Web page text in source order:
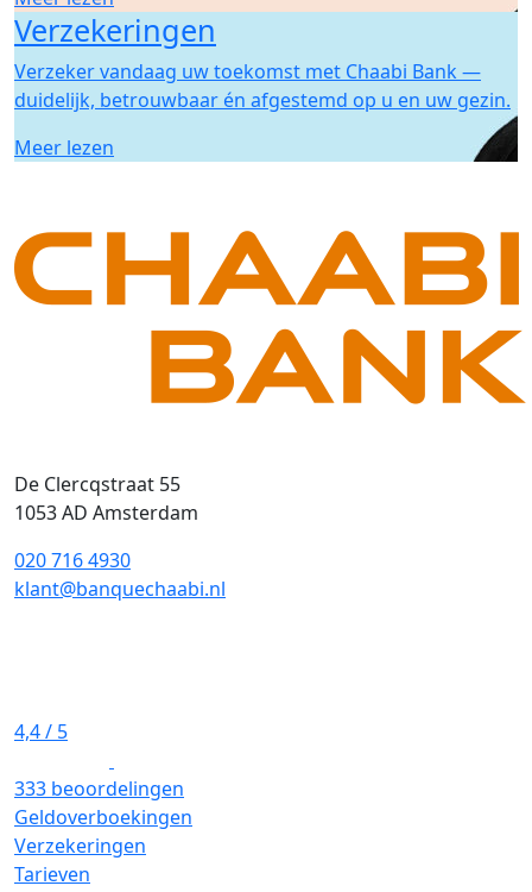
Verzekeringen
Verzeker vandaag uw toekomst met Chaabi Bank —
duidelijk, betrouwbaar én afgestemd op u en uw gezin.
Meer lezen
De Clercqstraat 55
1053 AD Amsterdam
020 716 4930
klant@banquechaabi.nl
4,4/ 5
333 beoordelingen
Geldoverboekingen
Verzekeringen
Tarieven